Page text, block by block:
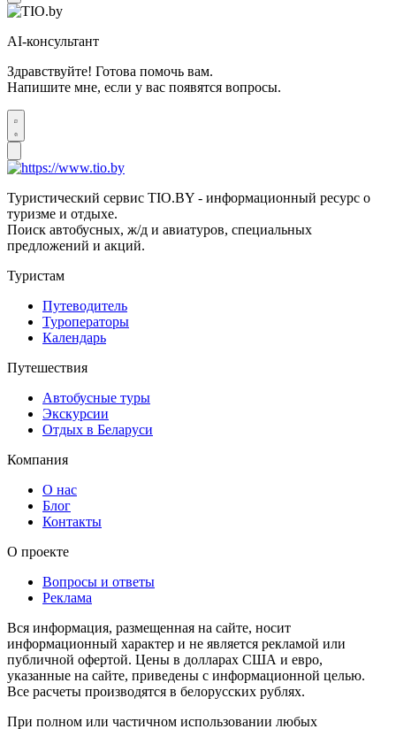
AI-консультант
Здравствуйте! Готова помочь вам.
Напишите мне, если у вас появятся вопросы.
Туристический сервис TIO.BY - информационный ресурс о
туризме и отдыхе.
Поиск автобусных, ж/д и авиатуров, специальных
предложений и акций.
Туристам
Путеводитель
Туроператоры
Календарь
Путешествия
Автобусные туры
Экскурсии
Отдых в Беларуси
Компания
О нас
Блог
Контакты
О проекте
Вопросы и ответы
Реклама
Вся информация, размещенная на сайте, носит
информационный характер и не является рекламой или
публичной офертой. Цены в долларах США и евро,
указанные на сайте, приведены с информационной целью.
Все расчеты производятся в белорусских рублях.
При полном или частичном использовании любых